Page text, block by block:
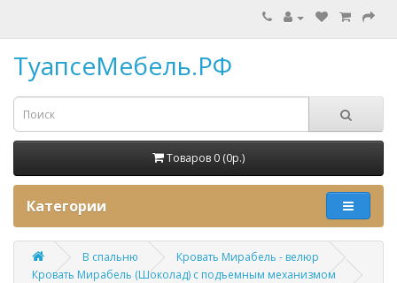
ТуапсеМебель.РФ
Товаров 0 (0p.)
Категории
В спальню
Кровать Мирабель - велюр
Кровать Мирабель (Шоколад) с подъемным механизмом